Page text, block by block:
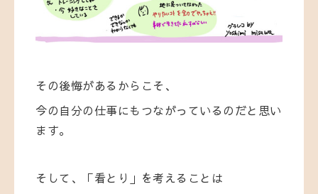
その後悔があるからこそ、
今の自分の仕事にもつながっているのだと思い
ます。
そして、「看とり」を考えることは